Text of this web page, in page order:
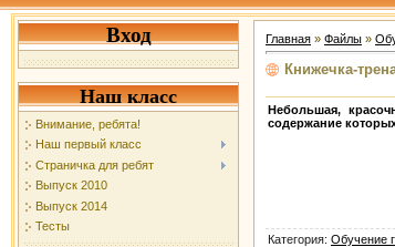
Вход
Наш класс
Внимание, ребята!
Наш первый класс
Страничка для ребят
Выпуск 2010
Выпуск 2014
Тесты
Главная » Файлы »
Книжечка-
Небольшая,
содержание
Категория: Обучение